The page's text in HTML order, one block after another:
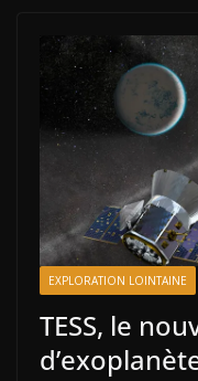
EXPLORATION LOINTAINE
TESS, le